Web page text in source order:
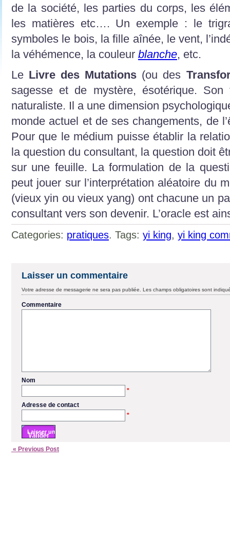
de la société, les parties du corps, les
les matières etc…. Un exemple : le
symboles le bois, la fille aînée, le vent,
la véhémence, la couleur blanche, etc.
Le Livre des Mutations (ou des
sagesse et de mystère, ésotérique.
naturaliste. Il a une dimension
monde actuel et de ses changements, de
Pour que le médium puisse établir la
la question du consultant, la question doit
sur une feuille. La formulation de la
peut jouer sur l’interprétation aléatoire du
(vieux yin ou vieux yang) ont chacune un
consultant vers son devenir. L’oracle est
Categories: pratiques. Tags: yi king, yi king
Laisser un commentaire
Votre adresse de messagerie ne sera pas publiée. Les champs obligatoires sont
Commentaire
Nom
*
Adresse de contact
*
« Previous Post